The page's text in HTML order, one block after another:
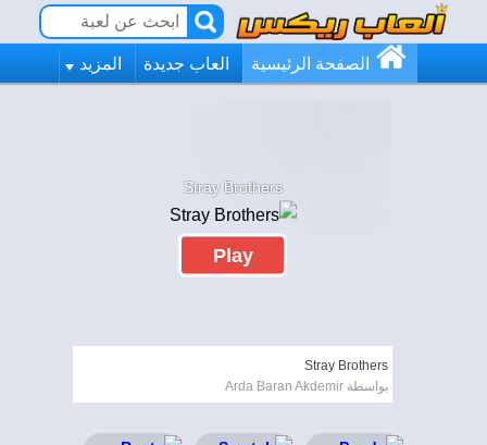
الصفحة الرئيسية العاب جديدة المزيد
Stray Brothers
Play
Stray Brothers
بواسطة Arda Baran Akdemir